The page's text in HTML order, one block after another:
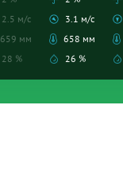
2.5 м/с
659 мм
28 %
3.1 м/с
658 мм
26 %